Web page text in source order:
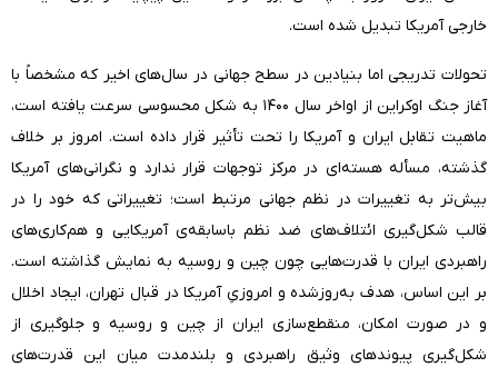
خارجی آمریکا تبدیل شده است.
تحولات تدریجی اما بنیادین در سطح جهانی در سال‌های اخیر که مشخصاً با
آغاز جنگ اوکراین از اواخر سال ۱۴۰۰ به شکل محسوسی سرعت یافته است،
ماهیت تقابل ایران و آمریکا را تحت تأثیر قرار داده است. امروز بر خلاف
گذشته، مسأله هسته‌ای در مرکز توجهات قرار ندارد و نگرانی‌های آمریکا
بیش‌تر به تغییرات در نظم جهانی مرتبط است؛ تغییراتی که خود را در
قالب شکل‌گیری ائتلاف‌های ضد نظم باسابقه‌ی آمریکایی و هم‌کاری‌های
راهبردی ایران با قدرت‌هایی چون چین و روسیه به نمایش گذاشته است.
بر این اساس، هدف به‌روزشده و امروزیِ آمریکا در قبال تهران،‌ ایجاد اخلال
و در صورت امکان، منقطع‌سازی ایران از چین و روسیه و جلوگیری از
شکل‌گیری پیوندهای وثیق راهبردی و بلندمدت میان این قدرت‌های